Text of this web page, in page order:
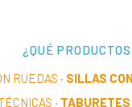
¿QUÉ
RUEDAS · SILLAS
· TABURETES